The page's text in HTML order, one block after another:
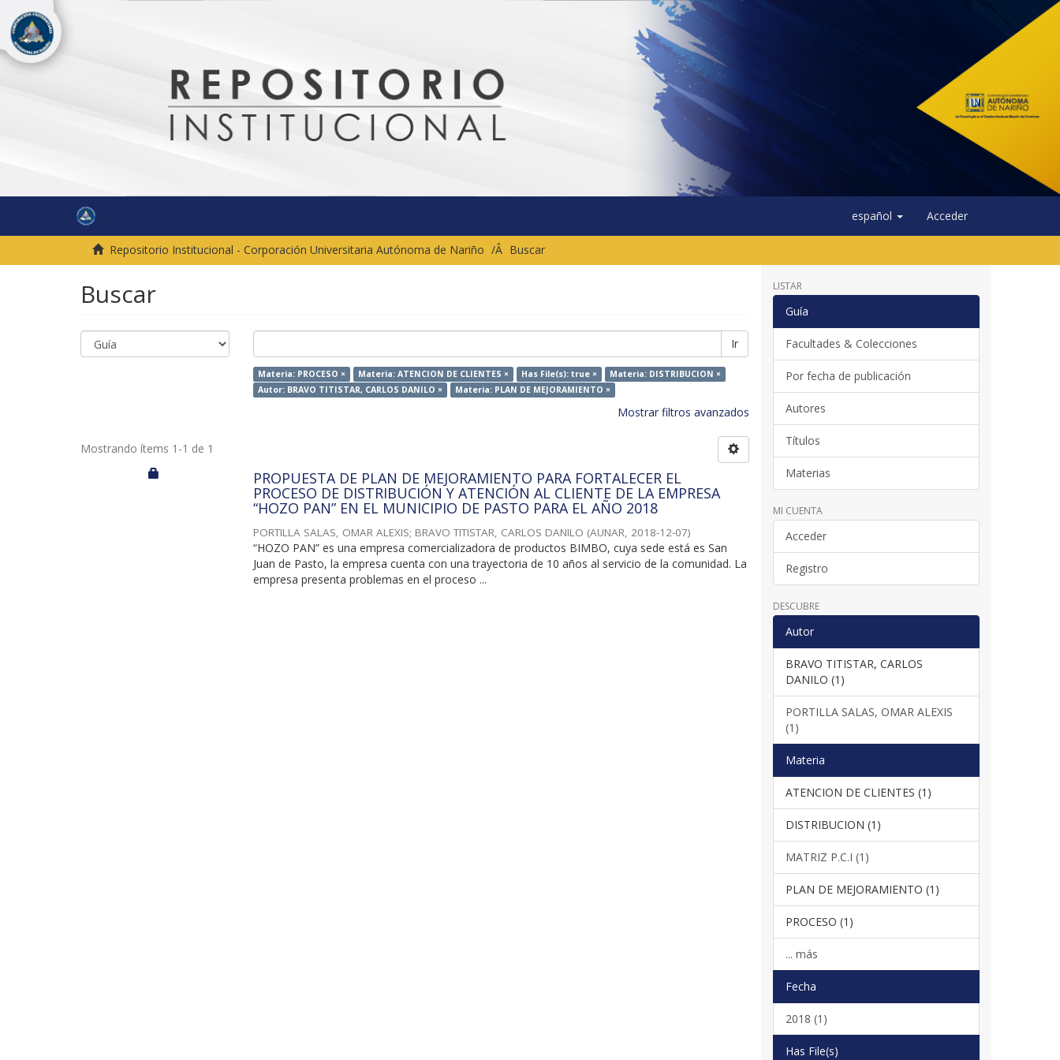
español Acceder
Repositorio Institucional - Corporación Universitaria Autónoma de Nariño Buscar
Buscar
Ir
Materia: PROCESO × Materia: ATENCION DE CLIENTES × Has File(s): true ×
Materia: DISTRIBUCION ×
Autor: BRAVO TITISTAR, CARLOS DANILO ×
Materia: PLAN DE MEJORAMIENTO ×
Mostrar filtros avanzados
Mostrando ítems 1-1 de 1
PROPUESTA DE PLAN DE MEJORAMIENTO PARA FORTALECER EL
PROCESO DE DISTRIBUCIÓN Y ATENCIÓN AL CLIENTE DE LA EMPRESA
“HOZO PAN” EN EL MUNICIPIO DE PASTO PARA EL AÑO 2018
PORTILLA SALAS, OMAR ALEXIS; BRAVO TITISTAR, CARLOS DANILO (AUNAR, 2018-12-07)
“HOZO PAN” es una empresa comercializadora de productos BIMBO, cuya sede está es San
Juan de Pasto, la empresa cuenta con una trayectoria de 10 años al servicio de la comunidad. La
empresa presenta problemas en el proceso ...
LISTAR
Guía
Facultades & Colecciones
Por fecha de publicación
Autores
Títulos
Materias
MI CUENTA
Acceder
Registro
DESCUBRE
Autor
BRAVO TITISTAR, CARLOS
DANILO (1)
PORTILLA SALAS, OMAR ALEXIS
(1)
Materia
ATENCION DE CLIENTES (1)
DISTRIBUCION (1)
MATRIZ P.C.I (1)
PLAN DE MEJORAMIENTO (1)
PROCESO (1)
... más
Fecha
2018 (1)
Has File(s)